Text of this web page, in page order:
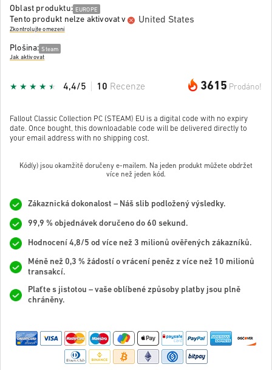
Oblast produktu: EUROPE
Tento produkt nelze aktivovat v United States
Zkontrolujte omezení
Plošina: Steam
Jak aktivovat
3615 Prodáno!
4,4/5 10 Recenze
Fallout Classic Collection PC (STEAM) EU is a digital code with no expiry
date. Once bought, this downloadable code will be delivered directly to
your email address with no shipping cost.
Kód(y) jsou okamžitě doručeny e-mailem. Na jeden produkt můžete obdržet
více než jeden kód.
Zákaznická dokonalost – Náš slib podložený výsledky.
99,9 % objednávek doručeno do 60 sekund.
Hodnocení 4,8/5 od více než 3 milionů ověřených zákazníků.
Méně než 0,3 % žádostí o vrácení peněz z více než 10 milionů
transakcí.
Plaťte s jistotou – vaše oblíbené způsoby platby jsou plně
chráněny.